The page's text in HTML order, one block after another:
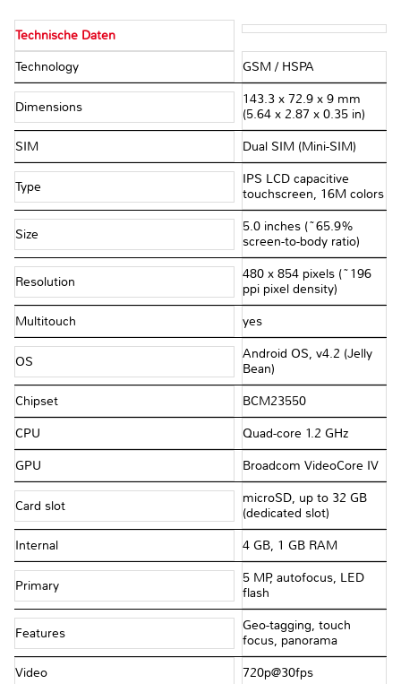
Technische Daten
Technology GSM / HSPA
Dimensions
143.3 x 72.9 x 9 mm
(5.64 x 2.87 x 0.35 in)
SIM Dual SIM (Mini-SIM)
Type
IPS LCD capacitive
touchscreen, 16M colors
Size
5.0 inches (~65.9%
screen-to-body ratio)
Resolution
480 x 854 pixels (~196
ppi pixel density)
Multitouch yes
OS
Android OS, v4.2 (Jelly
Bean)
Chipset BCM23550
CPU Quad-core 1.2 GHz
GPU Broadcom VideoCore IV
Card slot
microSD, up to 32 GB
(dedicated slot)
Internal 4 GB, 1 GB RAM
Primary
5 MP, autofocus, LED
flash
Features
Geo-tagging, touch
focus, panorama
Video 720p@30fps